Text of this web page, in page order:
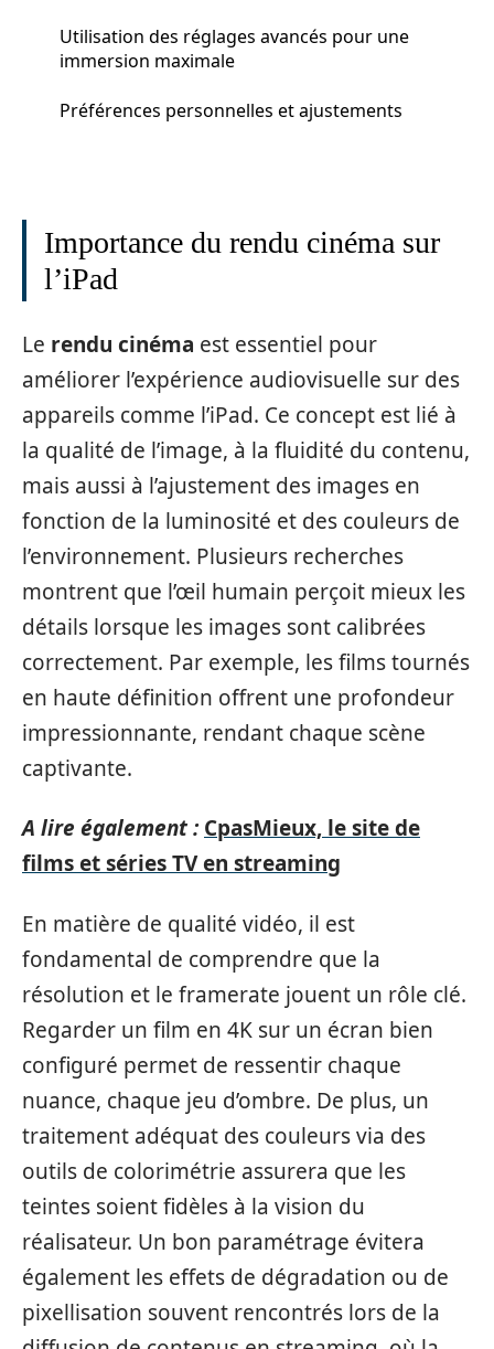
Utilisation des réglages avancés pour une
immersion maximale
Préférences personnelles et ajustements
Importance du rendu cinéma sur
l’iPad
Le rendu cinéma est essentiel pour
améliorer l’expérience audiovisuelle sur des
appareils comme l’iPad. Ce concept est lié à
la qualité de l’image, à la fluidité du contenu,
mais aussi à l’ajustement des images en
fonction de la luminosité et des couleurs de
l’environnement. Plusieurs recherches
montrent que l’œil humain perçoit mieux les
détails lorsque les images sont calibrées
correctement. Par exemple, les films tournés
en haute définition offrent une profondeur
impressionnante, rendant chaque scène
captivante.
A lire également : CpasMieux, le site de
films et séries TV en streaming
En matière de qualité vidéo, il est
fondamental de comprendre que la
résolution et le framerate jouent un rôle clé.
Regarder un film en 4K sur un écran bien
configuré permet de ressentir chaque
nuance, chaque jeu d’ombre. De plus, un
traitement adéquat des couleurs via des
outils de colorimétrie assurera que les
teintes soient fidèles à la vision du
réalisateur. Un bon paramétrage évitera
également les effets de dégradation ou de
pixellisation souvent rencontrés lors de la